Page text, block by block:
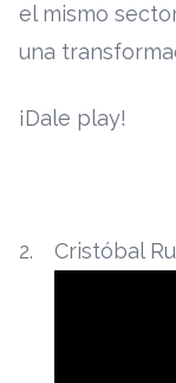
el mismo
una
¡Dale play!
Cristóbal